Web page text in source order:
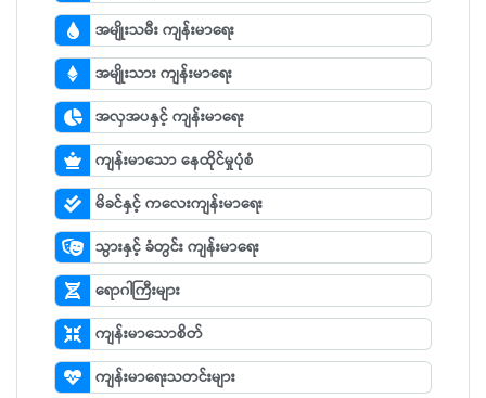
အမျိုးသမီး ကျန်းမာရေး
အမျိုးသား ကျန်းမာရေး
အလှအပနှင့် ကျန်းမာရေး
ကျန်းမာသော နေထိုင်မှုပုံစံ
မိခင်နှင့် ကလေးကျန်းမာရေး
သွားနှင့် ခံတွင်း ကျန်းမာရေး
ရောဂါကြီးများ
ကျန်းမာသောစိတ်
ကျန်းမာရေးသတင်းများ